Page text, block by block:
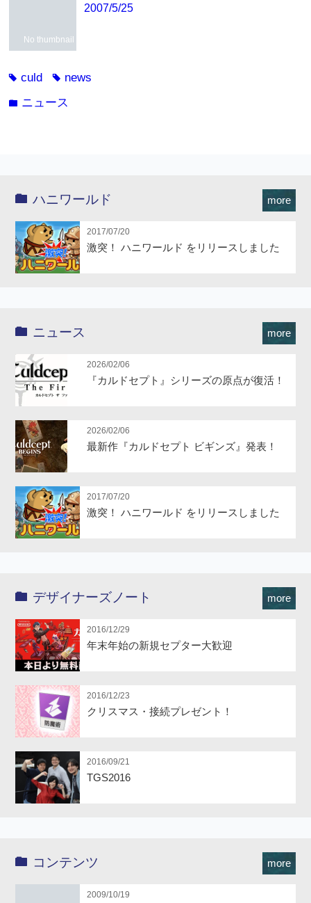
No thumbnail
2007/5/25
tagculd tag news
folder ニュース
more
ハニワールド
2017/07/20
激突！ ハニワールド をリリースしました
more
ニュース
2026/02/06
『カルドセプト』シリーズの原点が復活！
2026/02/06
最新作『カルドセプト ビギンズ』発表！
2017/07/20
激突！ ハニワールド をリリースしました
more
デザイナーズノート
2016/12/29
年末年始の新規セプター大歓迎
2016/12/23
クリスマス・接続プレゼント！
2016/09/21
TGS2016
more
コンテンツ
2009/10/19